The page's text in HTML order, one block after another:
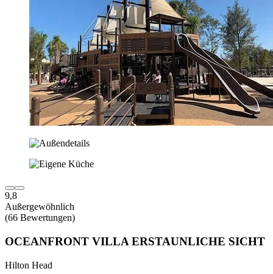
9,8
Außergewöhnlich
(66 Bewertungen)
OCEANFRONT VILLA ERSTAUNLICHE SICHT
Hilton Head